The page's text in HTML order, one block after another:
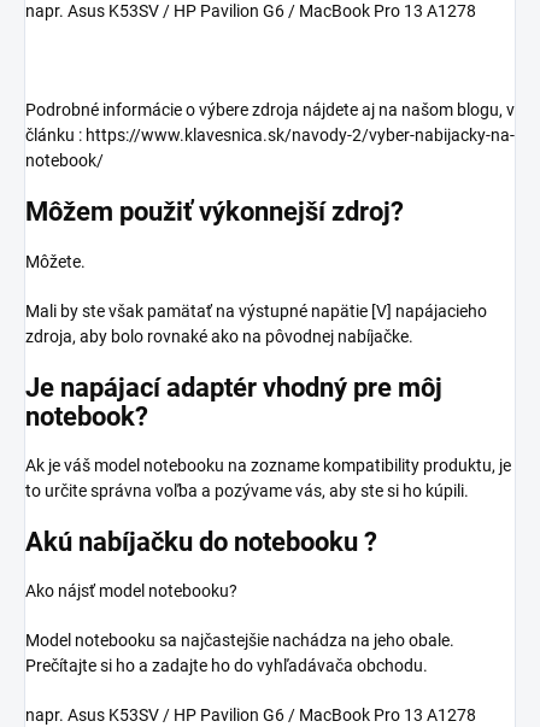
napr. Asus K53SV / HP Pavilion G6 / MacBook Pro 13 A1278
Podrobné informácie o výbere zdroja nájdete aj na našom blogu, v
článku : https://www.klavesnica.sk/navody-2/vyber-nabijacky-na-
notebook/
Môžem použiť výkonnejší zdroj?
Môžete.
Mali by ste však pamätať na výstupné napätie [V] napájacieho
zdroja, aby bolo rovnaké ako na pôvodnej nabíjačke.
Je napájací adaptér vhodný pre môj
notebook?
Ak je váš model notebooku na zozname kompatibility produktu, je
to určite správna voľba a pozývame vás, aby ste si ho kúpili.
Akú nabíjačku do notebooku ?
Ako nájsť model notebooku?
Model notebooku sa najčastejšie nachádza na jeho obale.
Prečítajte si ho a zadajte ho do vyhľadávača obchodu.
napr. Asus K53SV / HP Pavilion G6 / MacBook Pro 13 A1278